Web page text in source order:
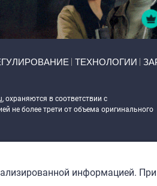
ТЕХНОЛОГИИ
, охраняются в соответствии с
не более трети от объема оригинального
информацией.